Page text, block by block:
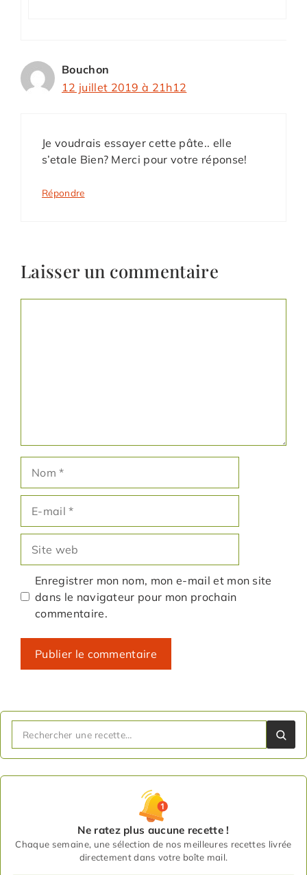
Bouchon
12 juillet 2019 à 21h12
Je voudrais essayer cette pâte.. elle
s’etale Bien? Merci pour votre réponse!
Répondre
Laisser un commentaire
mail
web
Enregistrer mon nom, mon e-mail et mon site
dans le navigateur pour mon prochain
commentaire.
Ne ratez plus aucune recette !
Chaque semaine, une sélection de nos meilleures recettes livrée
directement dans votre boîte mail.